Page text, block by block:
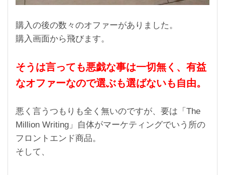
購入の後の数々のオファーがありました。
購入画面から飛びます。
そうは言っても悪戯な事は一切無く、有益
なオファーなので選ぶも選ばないも自由。
悪く言うつもりも全く無いのですが、要は「The
Million Writing」自体がマーケティングでいう所の
フロントエンド商品。
そして、